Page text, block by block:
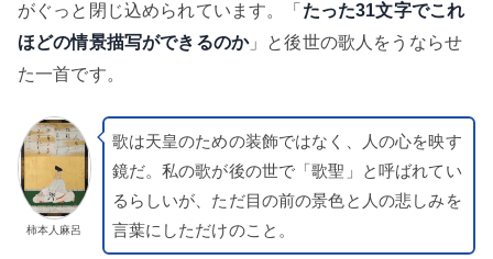
がぐっと閉じ込められています。「 たった31文字でこれ
ほどの情景描写ができるのか」と後世の歌人をうならせ
た一首です。
柿本人麻呂
歌は天皇のための装飾ではなく、人の心を映す
鏡だ。私の歌が後の世で「歌聖」と呼ばれてい
るらしいが、ただ目の前の景色と人の悲しみを
言葉にしただけのこと。